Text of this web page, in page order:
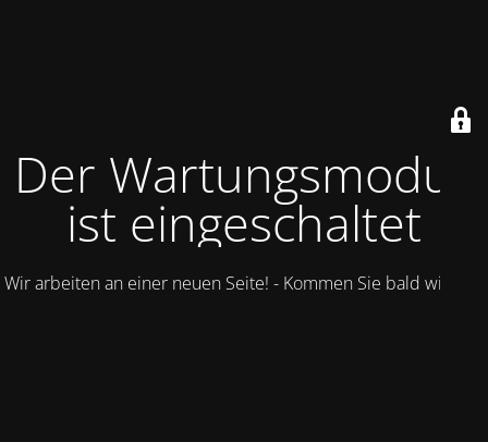
Der Wartungsmodus
ist eingeschaltet
Wir arbeiten an einer neuen Seite! - Kommen Sie bald wieder.